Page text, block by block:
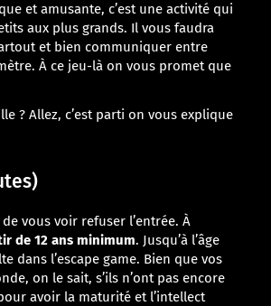
et amusante, c’est une activité qui
aux plus grands. Il vous faudra
et bien communiquer entre
À ce jeu-là on vous promet que
? Allez, c’est parti on vous explique
vous voir refuser l’entrée. À
de 12 ans minimum. Jusqu’à l’âge
dans l’escape game. Bien que vos
on le sait, s’ils n’ont pas encore
avoir la maturité et l’intellect